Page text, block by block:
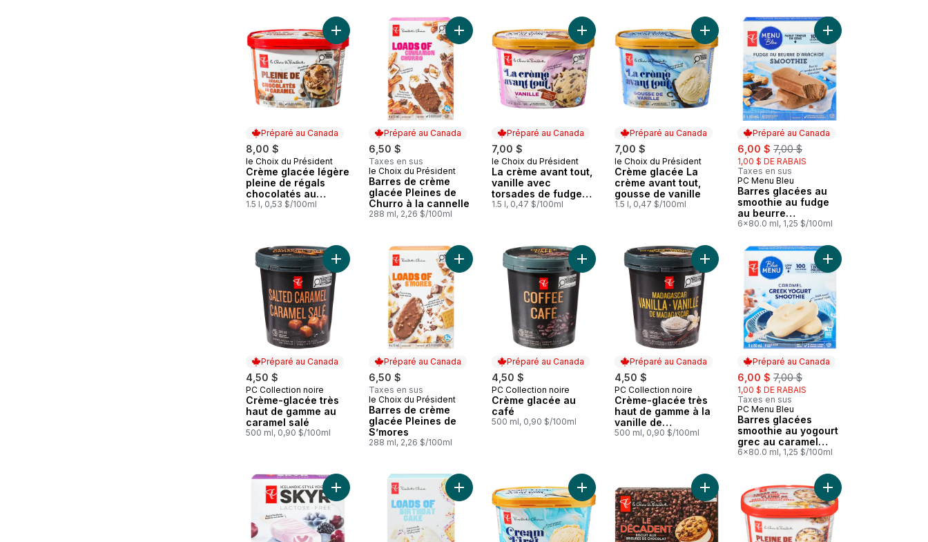
Préparé au Canada
8,00 $
Préparé au Canada
le Choix du Président
Crème glacée légère
pleine de régals
chocolatés au
caramel
1.5 l, 0,53 $/100ml
Ajouter Crème glacée légère pleine de régals chocolatés au caramel au panier
Préparé au Canada
6,50 $
Taxes en sus
Préparé au Canada
le Choix du Président
Barres de crème
glacée Pleines de
Churro à la cannelle
288 ml, 2,26 $/100ml
Ajouter Barres de crème glacée Pleines de Churro à la cannelle au panier
Préparé au Canada
7,00 $
Préparé au Canada
le Choix du Président
La crème avant tout,
vanille avec
torsades de fudge
au chocolat
1.5 l, 0,47 $/100ml
Ajouter La crème avant tout, vanille avec torsades de fudge au chocolat au
Préparé au Canada
7,00 $
Préparé au Canada
le Choix du Président
Crème glacée La
crème avant tout,
gousse de vanille
1.5 l, 0,47 $/100ml
Ajouter Crème glacée La crème avant tout,
Préparé au Canada
sale:
6,00 $ , formerly:
7,00 $
1,00 $ DE RABAIS
Taxes en sus
Préparé au Canada
PC Menu Bleu
Barres glacées au
smoothie au fudge
au beurre
d’arachides
6x80.0 ml, 1,25 $/100ml
Ajouter Barres
Préparé au Canada
4,50 $
Préparé au Canada
PC Collection noire
Crème-glacée très
haut de gamme au
caramel salé
500 ml, 0,90 $/100ml
Ajouter Crème-glacée très haut de gamme au caramel salé au panier
Préparé au Canada
6,50 $
Taxes en sus
Préparé au Canada
le Choix du Président
Barres de crème
glacée Pleines de
S’mores
288 ml, 2,26 $/100ml
Ajouter Barres de crème glacée Pleines de S’mores au panier
Préparé au Canada
4,50 $
Préparé au Canada
PC Collection noire
Crème glacée au
café
500 ml, 0,90 $/100ml
Ajouter Crème glacée au café au panier
Préparé au Canada
4,50 $
Préparé au Canada
PC Collection noire
Crème-glacée très
haut de gamme à la
vanille de
Madagascar
500 ml, 0,90 $/100ml
Ajouter Crème-glacée très haut de gamme à la
Préparé au Canada
sale:
6,00 $ , formerly:
7,00 $
1,00 $ DE RABAIS
Taxes en sus
Préparé au Canada
PC Menu Bleu
Barres glacées
smoothie au yogourt
grec au caramel
Menu Bleu
6x80.0 ml, 1,25 $/100ml
Ajouter Barres
Ajouter Les barres de yogourt glacé style islandais Skyr sans lactose, baies et cerises au panier
Ajouter Gâteau d'anniversaire Pleines de au panierAjouter Crème glacée de qualité supérieure La crème avant tout à la vanille
Ajouter Sandwichs à la crème glacée à la
Ajouter Crème